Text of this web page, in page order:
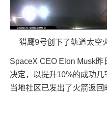
猎鹰9号创下了轨道太空
SpaceX CEO Elon Musk昨
决定，以提升10%的成功几
当地社区已发出了火箭返回